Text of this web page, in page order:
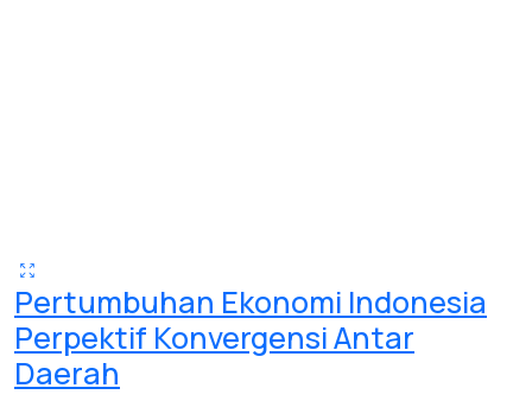
Pertumbuhan Ekonomi Indonesia
Perpektif Konvergensi Antar
Daerah